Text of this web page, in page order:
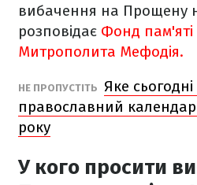
вибачення на Прощену
розповідає Фонд
Митрополита Мефодія.
НЕ ПРОПУСТІТЬ Яке
православний
року
У кого просити